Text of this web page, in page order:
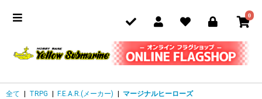
0
全て TRPG F.E.A.R.(メーカー) マージナルヒーローズ